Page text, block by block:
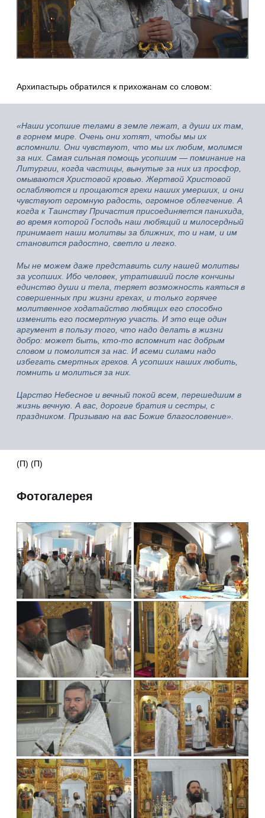
Архипастырь обратился к прихожанам со словом:
«Наши усопшие телами в земле лежат, а души их там,
в горнем мире. Очень они хотят, чтобы мы их
вспомнили. Они чувствуют, что мы их любим, молимся
за них. Самая сильная помощь усопшим — поминание на
Литургии, когда частицы, вынутые за них из просфор,
омываются Христовой кровью. Жертвой Христовой
ослабляются и прощаются грехи наших умерших, и они
чувствуют огромную радость, огромное облегчение. А
когда к Таинству Причастия присоединяется панихида,
во время которой Господь наш любящий и милосердный
принимает наши молитвы за ближних, то и нам, и им
становится радостно, светло и легко.
Мы не можем даже представить силу нашей молитвы
за усопших. Ибо человек, утративший после кончины
единство души и тела, теряет возможность каяться в
совершенных при жизни грехах, и только горячее
молитвенное ходатайство любящих его способно
изменить его посмертную участь. И это еще один
аргумент в пользу того, что надо делать в жизни
добро: может быть, кто-то вспомнит нас добрым
словом и помолится за нас. И всеми силами надо
избегать смертных грехов. А усопших наших любить,
помнить и молиться за них.
Царство Небесное и вечный покой всем, перешедшим в
жизнь вечную. А вас, дорогие братия и сестры, с
праздником. Призываю на вас Божие благословение».
(П) (П)
Фотогалерея